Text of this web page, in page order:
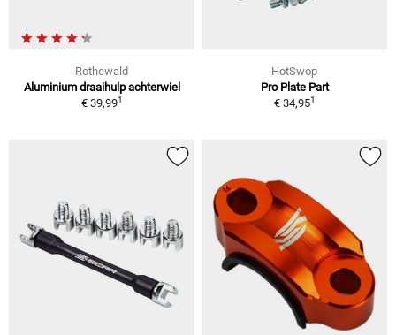
Rothewald
Aluminium draaihulp achterwiel
€ 39,991
HotSwop
Pro Plate Part
€ 34,951